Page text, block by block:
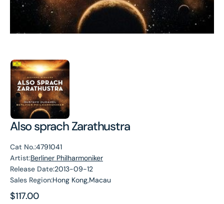
Also sprach Zarathustra
Cat No.:4791041
Artist:Berliner Philharmoniker
Release Date:2013-09-12
Sales Region:Hong Kong,Macau
Regular
$117.00